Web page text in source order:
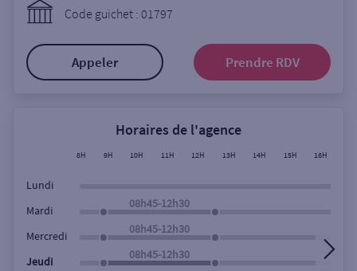
Ville / Code postal
Rechercher
Code guichet : 01797
Appeler Prendre RDV
Horaires de l'agence
8H 9H 10H 11H 12H 13H 14H 15H 16H
Lundi
Mardi
08h45-12h30
Mercredi
08h45-12h30
Jeudi
08h45-12h30